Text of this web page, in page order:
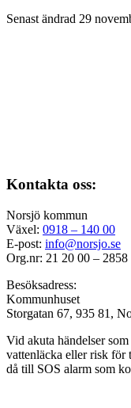
Senast ändrad 29
Kontakta oss:
Norsjö kommun
Växel: 0918 – 140 00
E-post: info@norsjo.se
Org.nr: 21 20 00 – 2858
Besöksadress:
Kommunhuset
Storgatan 67, 935 81,
Vid akuta händelser
vattenläcka ellerrisk för
då till SOS alarm som